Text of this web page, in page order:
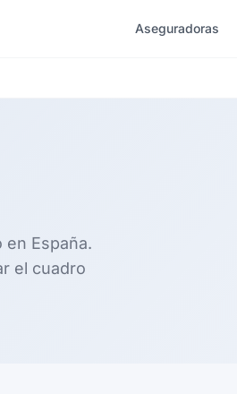
Aseguradoras
España.
el cuadro